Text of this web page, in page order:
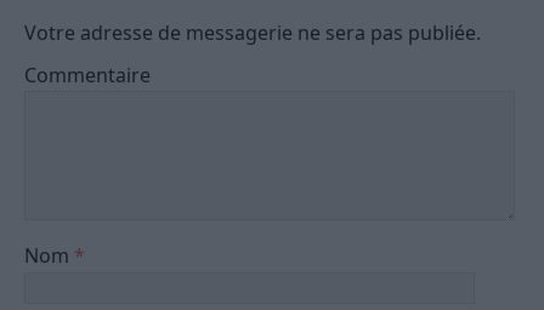
Votre adresse de messagerie ne sera pas publiée.
Commentaire
Nom *